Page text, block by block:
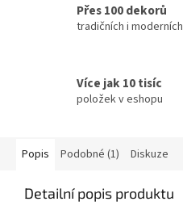
Přes 100 dekorů
tradičních i moderních
Více jak 10 tisíc
položek v eshopu
Popis Podobné (1) Diskuze
Detailní popis produktu